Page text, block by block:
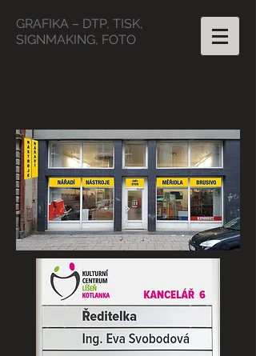
GRAFIKA – DTP, TISK,
SIGNMAKING, FOTO